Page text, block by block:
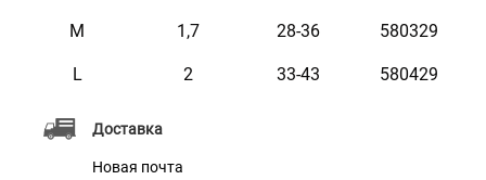
Доставка
Новая почта
M 1,7 28-36 580329
L 2 33-43 580429